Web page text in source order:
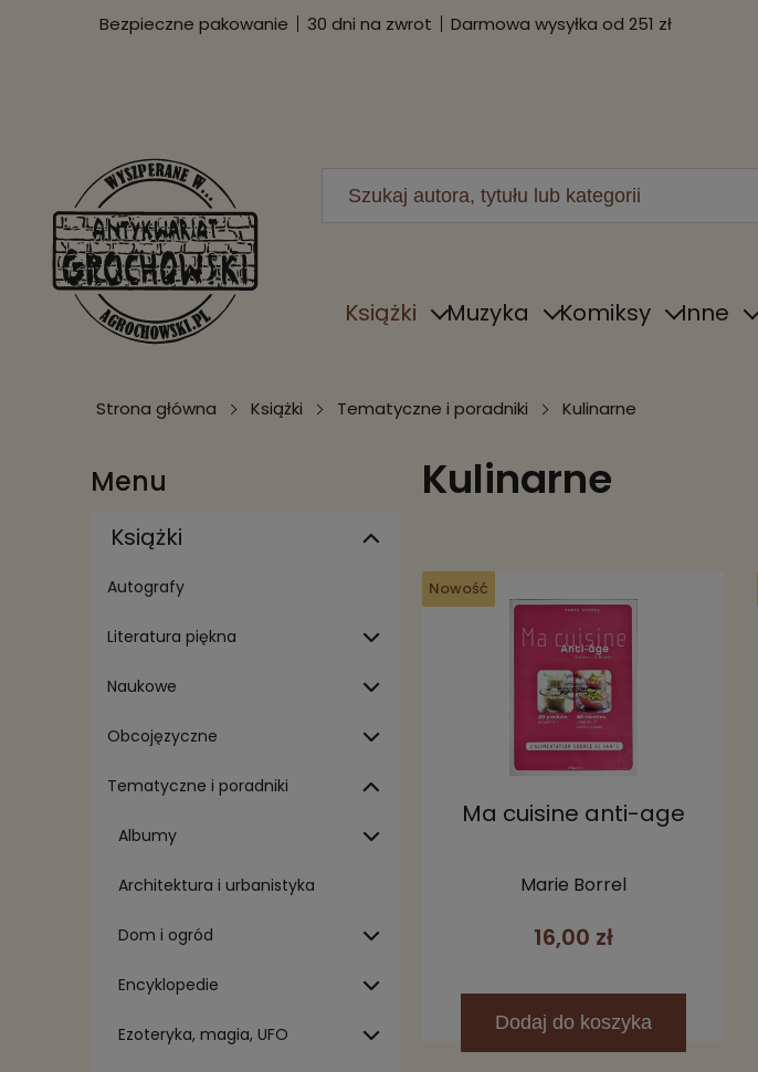
Bezpieczne pakowanie 30 dni na zwrot Darmowa wysyłka od 251 zł
Książki Muzyka Komiksy Inne
Strona główna Książki Tematyczne i poradniki Kulinarne
Menu
Książki
Autografy
Literatura piękna
Naukowe
Obcojęzyczne
Tematyczne i poradniki
Albumy
Architektura i urbanistyka
Dom i ogród
Encyklopedie
Ezoteryka, magia, UFO
Kulinarne
Ma cuisine anti-age
Marie Borrel
16,00 zł
Dodaj do koszyka
Nowość